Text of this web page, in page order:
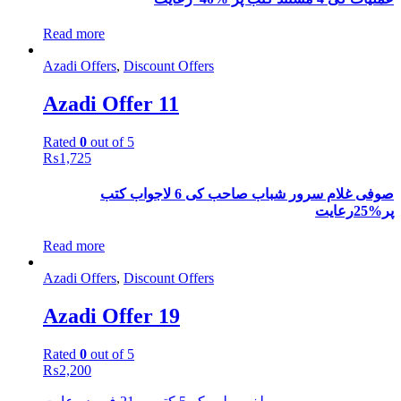
Read more
Azadi Offers, Discount Offers
Azadi Offer 11
Rated 0 out of 5
₨1,725
صوفی غلام سرور شباب صاحب کی 6 لاجواب کتب
پر%25رعایت
Read more
Azadi Offers, Discount Offers
Azadi Offer 19
Rated 0 out of 5
₨2,200